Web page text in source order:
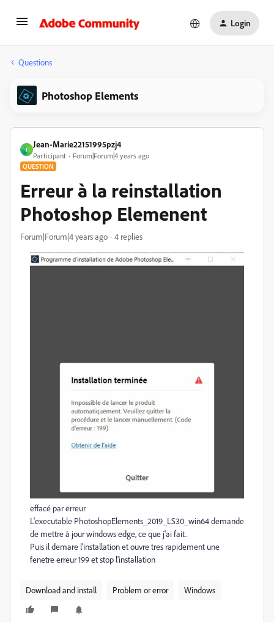
Login
Questions
Photoshop Elements
J
Jean-Marie22151995pzj4
Participant Forum|Forum|4 years ago
QUESTION
Erreur à la reinstallation
Photoshop Elemenent
Forum|Forum|4 years ago 4 replies
effacé par erreur
L'executable PhotoshopElements_2019_LS30_win64 demande
de mettre à jour windows edge, ce que j'ai fait.
Puis il demare l'installation et ouvre tres rapidement une
fenetre erreur 199 et stop l'installation
Download and install Problem or error Windows